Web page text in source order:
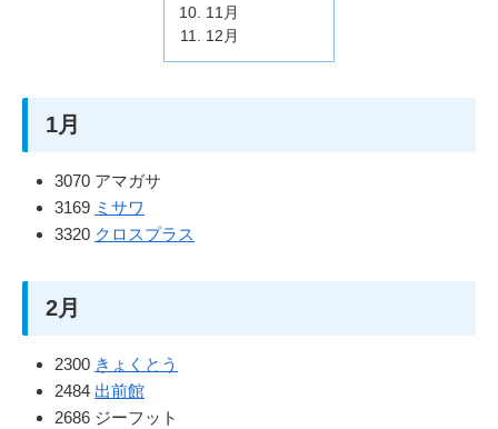
11月
12月
1月
3070 アマガサ
3169 ミサワ
3320 クロスプラス
2月
2300 きょくとう
2484 出前館
2686 ジーフット